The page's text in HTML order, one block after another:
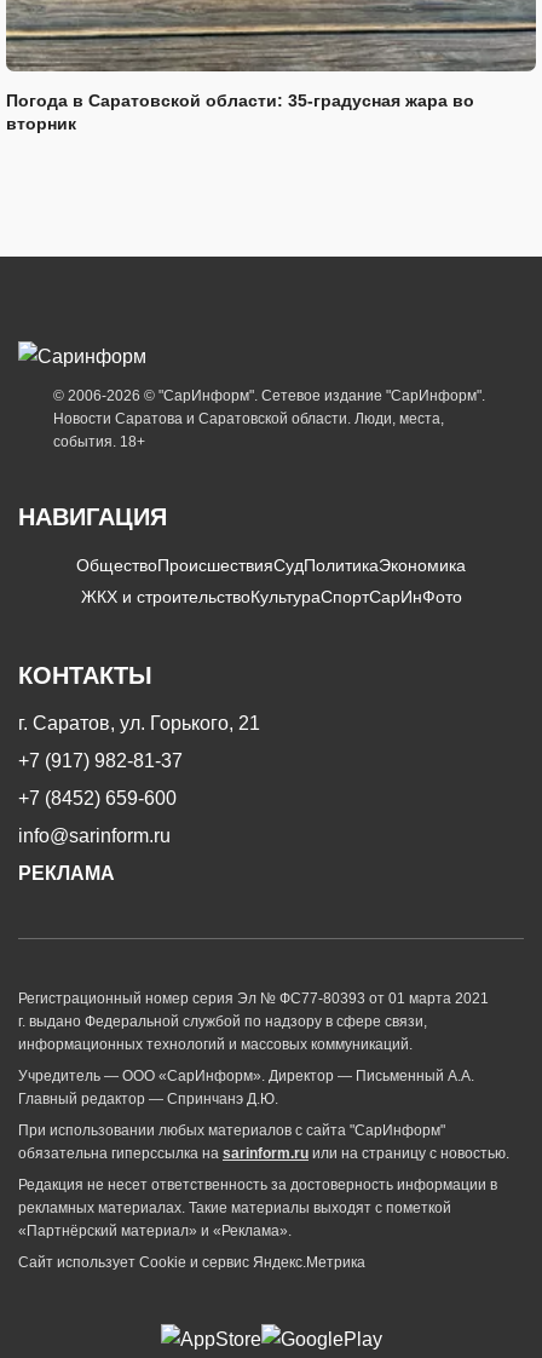
Погода в Саратовской области: 35-градусная жара во
вторник
© 2006-2026 © "СарИнформ". Сетевое издание "СарИнформ".
Новости Саратова и Саратовской области. Люди, места,
события. 18+
НАВИГАЦИЯ
ОбществоПроисшествияСудПолитикаЭкономика
ЖКХ и строительствоКультураСпортСарИнФото
КОНТАКТЫ
г. Саратов, ул. Горького, 21
+7 (917) 982-81-37
+7 (8452) 659-600
info@sarinform.ru
РЕКЛАМА
Регистрационный номер серия Эл № ФС77-80393 от 01 марта 2021
г. выдано Федеральной службой по надзору в сфере связи,
информационных технологий и массовых коммуникаций.
Учредитель — ООО «СарИнформ». Директор — Письменный А.А.
Главный редактор — Спринчанэ Д.Ю.
При использовании любых материалов с сайта "СарИнформ"
обязательна гиперссылка на sarinform.ru или на страницу с новостью.
Редакция не несет ответственность за достоверность информации в
рекламных материалах. Такие материалы выходят с пометкой
«Партнёрский материал» и «Реклама».
Сайт использует Cookie и сервиc Яндекс.Метрика